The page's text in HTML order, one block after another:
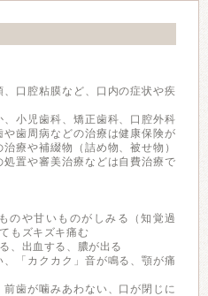
口腔粘膜など、口内の症状や疾
小児歯科、矯正歯科、口腔外科
歯周病などの治療は健康保険が
療や補綴物（詰め物、被せ物）
置や審美治療などは自費治療で
のや甘いものがしみる（知覚過
もズキズキ痛む
、出血する、膿が出る
「カクカク」音が鳴る、顎が痛
歯が噛みあわない、口が閉じに